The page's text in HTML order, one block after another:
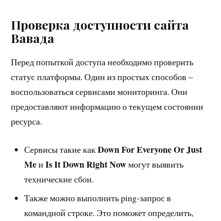
Проверка доступности сайта
Вавада
Перед попыткой доступа необходимо проверить
статус платформы. Один из простых способов –
воспользоваться сервисами мониторинга. Они
предоставляют информацию о текущем состоянии
ресурса.
Сервисы такие какDown For Everyone Or Just
MeиIs It Down Right Nowмогут выявить
технические сбои.
Также можно выполнить ping-запрос в
командной строке. Это поможет определить,